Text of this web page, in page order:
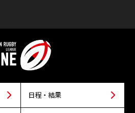
日程・結果